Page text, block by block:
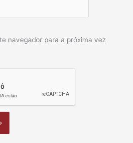
navegador para a próxima vez